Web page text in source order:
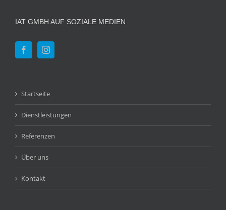
IAT GMBH AUF SOZIALE MEDIEN
Startseite
Dienstleistungen
Referenzen
Über uns
Kontakt